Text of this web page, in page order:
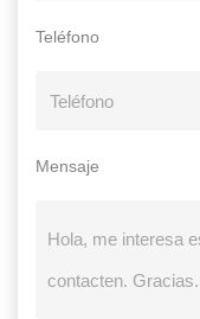
Teléfono
Mensaje